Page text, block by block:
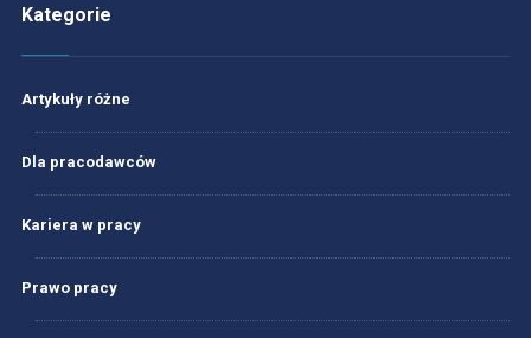
Kategorie
Artykuły różne
Dla pracodawców
Kariera w pracy
Prawo pracy